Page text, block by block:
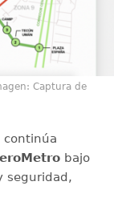
Captura de
continúa
bajo
seguridad,